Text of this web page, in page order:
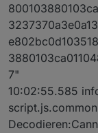
7"
10:02:55.585